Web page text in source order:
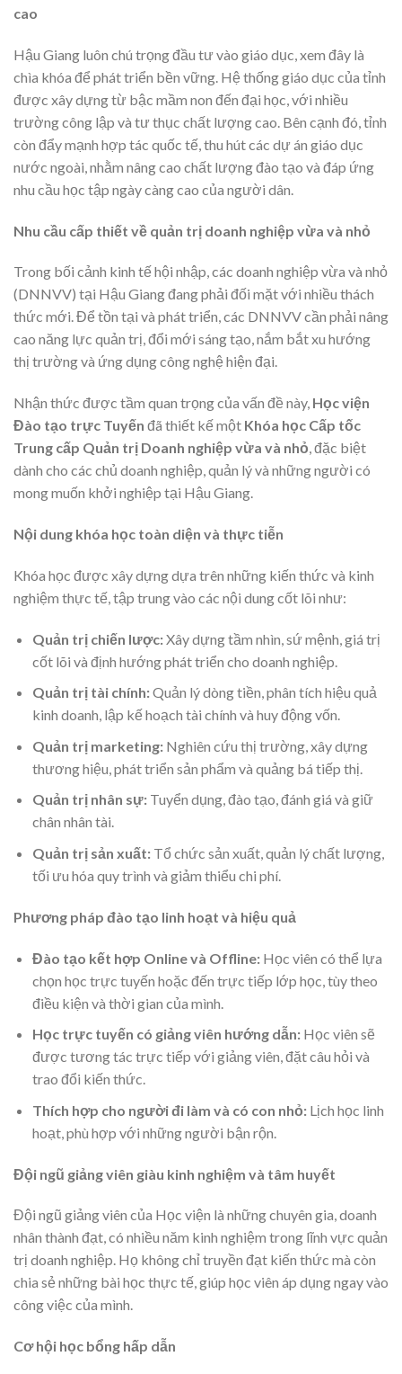
cao
Hậu Giang luôn chú trọng đầu tư vào giáo dục, xem đây là
chìa khóa để phát triển bền vững. Hệ thống giáo dục của tỉnh
được xây dựng từ bậc mầm non đến đại học, với nhiều
trường công lập và tư thục chất lượng cao. Bên cạnh đó, tỉnh
còn đẩy mạnh hợp tác quốc tế, thu hút các dự án giáo dục
nước ngoài, nhằm nâng cao chất lượng đào tạo và đáp ứng
nhu cầu học tập ngày càng cao của người dân.
Nhu cầu cấp thiết về quản trị doanh nghiệp vừa và nhỏ
Trong bối cảnh kinh tế hội nhập, các doanh nghiệp vừa và nhỏ
(DNNVV) tại Hậu Giang đang phải đối mặt với nhiều thách
thức mới. Để tồn tại và phát triển, các DNNVV cần phải nâng
cao năng lực quản trị, đổi mới sáng tạo, nắm bắt xu hướng
thị trường và ứng dụng công nghệ hiện đại.
Nhận thức được tầm quan trọng của vấn đề này, Học viện
Đào tạo trực Tuyến đã thiết kế một Khóa học Cấp tốc
Trung cấp Quản trị Doanh nghiệp vừa và nhỏ, đặc biệt
dành cho các chủ doanh nghiệp, quản lý và những người có
mong muốn khởi nghiệp tại Hậu Giang.
Nội dung khóa học toàn diện và thực tiễn
Khóa học được xây dựng dựa trên những kiến thức và kinh
nghiệm thực tế, tập trung vào các nội dung cốt lõi như:
Quản trị chiến lược:Xây dựng tầm nhìn, sứ mệnh, giá trị
cốt lõi và định hướng phát triển cho doanh nghiệp.
Quản trị tài chính:Quản lý dòng tiền, phân tích hiệu quả
kinh doanh, lập kế hoạch tài chính và huy động vốn.
Quản trị marketing:Nghiên cứu thị trường, xây dựng
thương hiệu, phát triển sản phẩm và quảng bá tiếp thị.
Quản trị nhân sự:Tuyển dụng, đào tạo, đánh giá và giữ
chân nhân tài.
Quản trị sản xuất:Tổ chức sản xuất, quản lý chất lượng,
tối ưu hóa quy trình và giảm thiểu chi phí.
Phương pháp đào tạo linh hoạt và hiệu quả
Đào tạo kết hợp Online và Offline:Học viên có thể lựa
chọn học trực tuyến hoặc đến trực tiếp lớp học, tùy theo
điều kiện và thời gian của mình.
Học trực tuyến có giảng viên hướng dẫn:Học viên sẽ
được tương tác trực tiếp với giảng viên, đặt câu hỏi và
trao đổi kiến thức.
Thích hợp cho người đi làm và có con nhỏ:Lịch học linh
hoạt, phù hợp với những người bận rộn.
Đội ngũ giảng viên giàu kinh nghiệm và tâm huyết
Đội ngũ giảng viên của Học viện là những chuyên gia, doanh
nhân thành đạt, có nhiều năm kinh nghiệm trong lĩnh vực quản
trị doanh nghiệp. Họ không chỉ truyền đạt kiến thức mà còn
chia sẻ những bài học thực tế, giúp học viên áp dụng ngay vào
công việc của mình.
Cơ hội học bổng hấp dẫn